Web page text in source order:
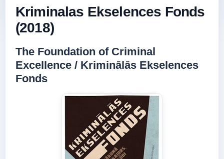
Kriminalas Ekselences Fonds
(2018)
The Foundation of Criminal
Excellence / Kriminālās Ekselences
Fonds